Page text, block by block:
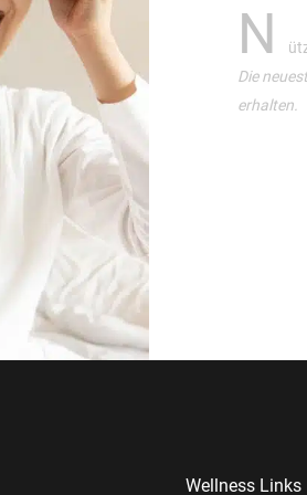
N
Die
erhalten.
Wellness Links